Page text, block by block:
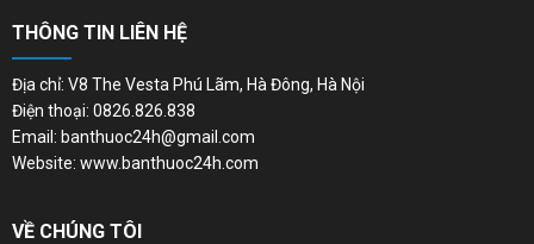
THÔNG TIN LIÊN HỆ
Địa chỉ: V8 The Vesta Phú Lãm, Hà Đông, Hà Nội
Điện thoại: 0826.826.838
Email: banthuoc24h@gmail.com
Website: www.banthuoc24h.com
VỀ CHÚNG TÔI